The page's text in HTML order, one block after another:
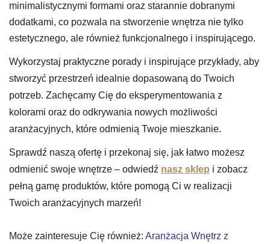
minimalistycznymi formami oraz starannie dobranymi
dodatkami, co pozwala na stworzenie wnętrza nie tylko
estetycznego, ale również funkcjonalnego i inspirującego.
Wykorzystaj praktyczne porady i inspirujące przykłady, aby
stworzyć przestrzeń idealnie dopasowaną do Twoich
potrzeb. Zachęcamy Cię do eksperymentowania z
kolorami oraz do odkrywania nowych możliwości
aranżacyjnych, które odmienią Twoje mieszkanie.
Sprawdź naszą ofertę i przekonaj się, jak łatwo możesz
odmienić swoje wnętrze – odwiedź nasz sklep i zobacz
pełną gamę produktów, które pomogą Ci w realizacji
Twoich aranżacyjnych marzeń!
Może zainteresuje Cię również: Aranżacja Wnętrz z